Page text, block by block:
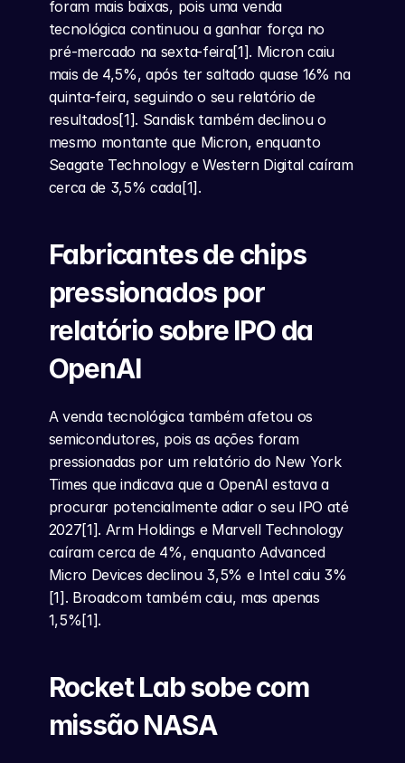
foram mais baixas, pois uma venda
tecnológica continuou a ganhar força no
pré-mercado na sexta-feira[1]. Micron caiu
mais de 4,5%, após ter saltado quase 16% na
quinta-feira, seguindo o seu relatório de
resultados[1]. Sandisk também declinou o
mesmo montante que Micron, enquanto
Seagate Technology e Western Digital caíram
cerca de 3,5% cada[1].
Fabricantes de chips
pressionados por
relatório sobre IPO da
OpenAI
A venda tecnológica também afetou os
semicondutores, pois as ações foram
pressionadas por um relatório do New York
Times que indicava que a OpenAI estava a
procurar potencialmente adiar o seu IPO até
2027[1]. Arm Holdings e Marvell Technology
caíram cerca de 4%, enquanto Advanced
Micro Devices declinou 3,5% e Intel caiu 3%
[1]. Broadcom também caiu, mas apenas
1,5%[1].
Rocket Lab sobe com
missão NASA